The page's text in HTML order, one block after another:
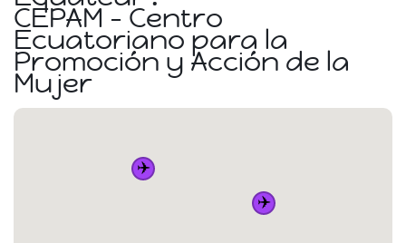
CEPAM - Centro
Ecuatoriano para la
Promoción y Acción de la
Mujer
✈️
✈️